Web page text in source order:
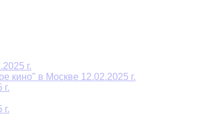
г.
кино" в Москве 12.02.2025 г.